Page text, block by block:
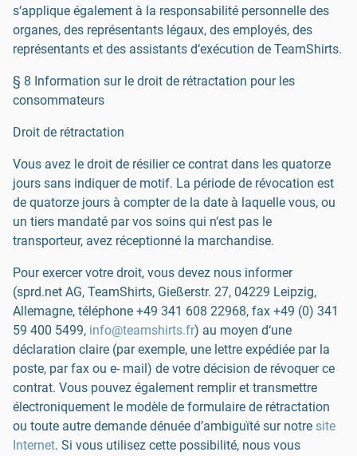
s‘applique également à la responsabilité personnelle des
organes, des représentants légaux, des employés, des
représentants et des assistants d‘exécution de TeamShirts.
§ 8 Information sur le droit de rétractation pour les
consommateurs
Droit de rétractation
Vous avez le droit de résilier ce contrat dans les quatorze
jours sans indiquer de motif. La période de révocation est
de quatorze jours à compter de la date à laquelle vous, ou
un tiers mandaté par vos soins qui n‘est pas le
transporteur, avez réceptionné la marchandise.
Pour exercer votre droit, vous devez nous informer
(sprd.net AG, TeamShirts, Gießerstr. 27, 04229 Leipzig,
Allemagne, téléphone +49 341 608 22968, fax +49 (0) 341
59 400 5499, info@teamshirts.fr) au moyen d‘une
déclaration claire (par exemple, une lettre expédiée par la
poste, par fax ou e- mail) de votre décision de révoquer ce
contrat. Vous pouvez également remplir et transmettre
électroniquement le modèle de formulaire de rétractation
ou toute autre demande dénuée d’ambiguïté sur notre site
Internet. Si vous utilisez cette possibilité, nous vous